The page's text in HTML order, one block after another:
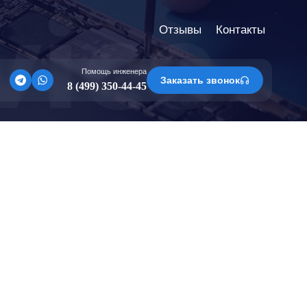
Отзывы Контакты
Помощь инженера
8 (499) 350-44-45 Заказать звонок